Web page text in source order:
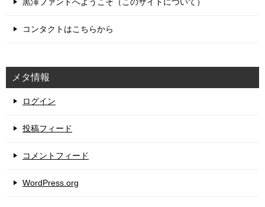
黒澤ファンドへようこそ（このサイトについて）
コンタクトはこちらから
メタ情報
ログイン
投稿フィード
コメントフィード
WordPress.org